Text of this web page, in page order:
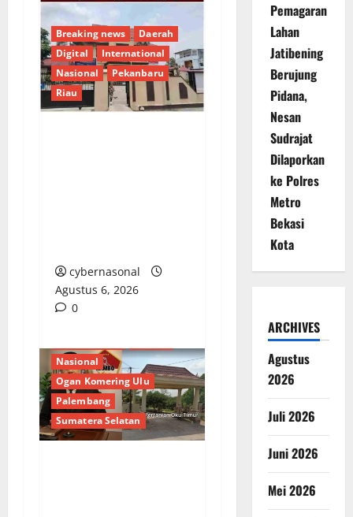
Breaking news
Daerah
Digital
International
Nasional
Pekanbaru
Riau
cybernasonal
Agustus 6, 2026
0
Nasional
Ogan Komering Ulu
Palembang
Sumatera Selatan
Pemagaran
Lahan
Jatibening
Berujung
Pidana,
Nesan
Sudrajat
Dilaporkan
ke Polres
Metro
Bekasi
Kota
ARCHIVES
Agustus
2026
Juli 2026
Juni 2026
Mei 2026